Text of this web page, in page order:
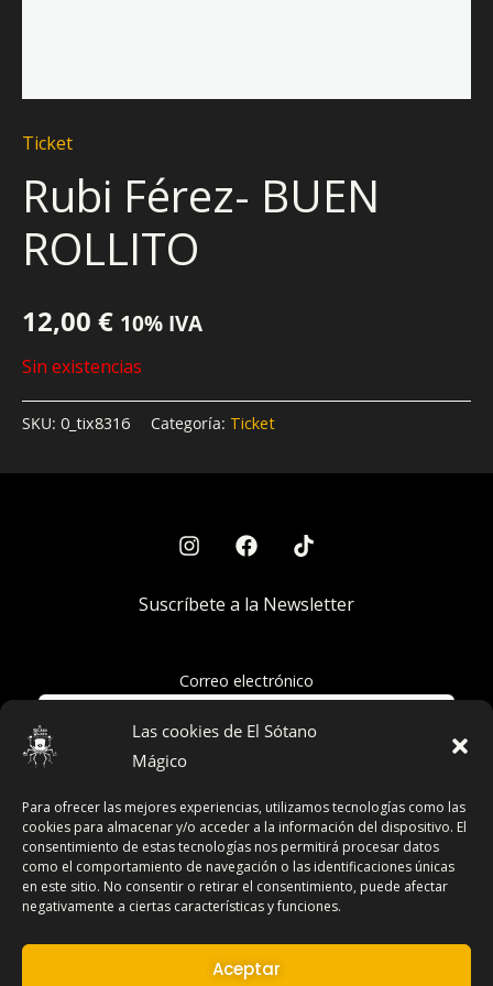
Las cookies de El Sótano
Mágico
Para ofrecer las mejores experiencias, utilizamos tecnologías como las
cookies para almacenar y/o acceder a la información del dispositivo. El
consentimiento de estas tecnologías nos permitirá procesar datos
como el comportamiento de navegación o las identificaciones únicas
en este sitio. No consentir o retirar el consentimiento, puede afectar
negativamente a ciertas características y funciones.
Aceptar
Ticket
Rubi Férez- BUEN
ROLLITO
12,00 € 10% IVA
Sin existencias
SKU: 0_tix8316 Categoría: Ticket
Suscríbete a la Newsletter
Correo electrónico
Acepto la política de privacidad
Términos y Condiciones